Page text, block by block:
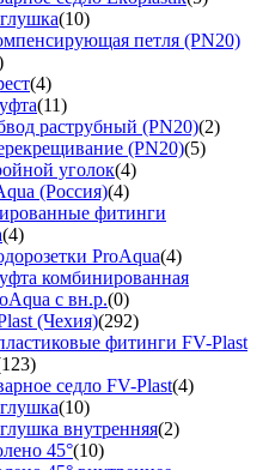
(10)
петля (PN20)
(4)
(11)
раструбный (PN20)(2)
(PN20)(5)
уголок(4)
(Россия)(4)
фитинги
(4)
ProAqua(4)
комбинированная
с вн.р.(0)
(Чехия)(292)
фитинги FV-Plast
седло FV-Plast(4)
(10)
внутренняя(2)
45°(10)